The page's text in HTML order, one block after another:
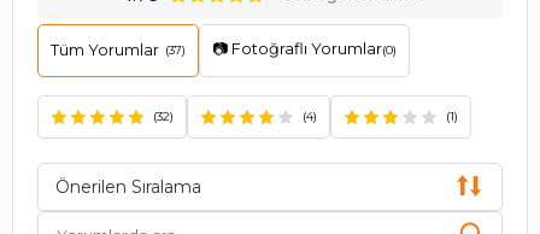
Tüm Yorumlar (37) 📷 Fotoğraflı Yorumlar(0)
(32) (4) (1)
Önerilen Sıralama